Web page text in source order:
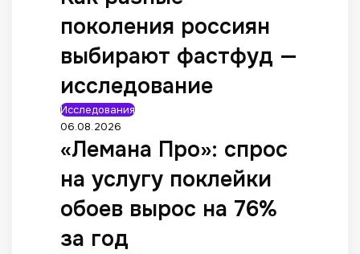
поколения россиян
выбирают фастфуд —
исследование
Исследования
06.08.2026
«Лемана Про»: спрос
на услугу поклейки
обоев вырос на 76%
за год